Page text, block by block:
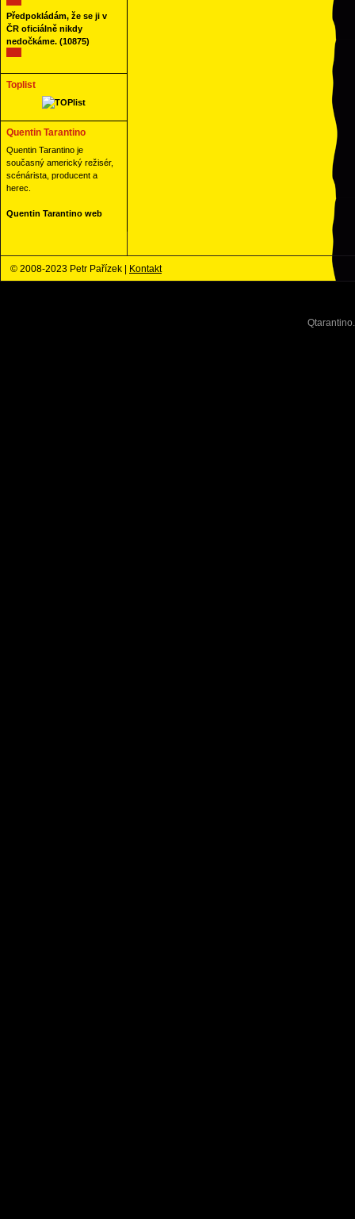
Předpokládám, že se ji v
ČR oficiálně nikdy
nedočkáme. (10875)
Toplist
Quentin Tarantino
Quentin Tarantino je
současný americký režisér,
scénárista, producent a
herec.
Quentin Tarantino web
© 2008-2023 Petr Pařízek | Kontakt